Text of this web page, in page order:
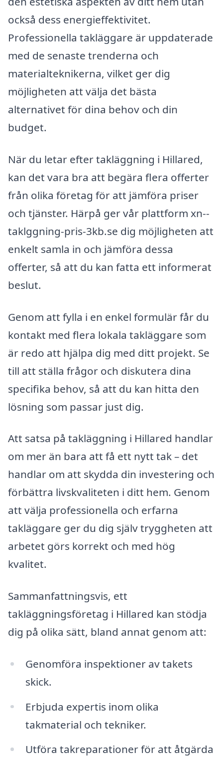
också dess energieffektivitet.
Professionella takläggare är uppdaterade
med de senaste trenderna och
materialteknikerna, vilket ger dig
möjligheten att välja det bästa
alternativet för dina behov och din
budget.
När du letar efter takläggning i Hillared,
kan det vara bra att begära flera offerter
från olika företag för att jämföra priser
och tjänster. Härpå ger vår plattform xn--
taklggning-pris-3kb.se dig möjligheten att
enkelt samla in och jämföra dessa
offerter, så att du kan fatta ett informerat
beslut.
Genom att fylla i en enkel formulär får du
kontakt med flera lokala takläggare som
är redo att hjälpa dig med ditt projekt. Se
till att ställa frågor och diskutera dina
specifika behov, så att du kan hitta den
lösning som passar just dig.
Att satsa på takläggning i Hillared handlar
om mer än bara att få ett nytt tak – det
handlar om att skydda din investering och
förbättra livskvaliteten i ditt hem. Genom
att välja professionella och erfarna
takläggare ger du dig själv tryggheten att
arbetet görs korrekt och med hög
kvalitet.
Sammanfattningsvis, ett
takläggningsföretag i Hillared kan stödja
dig på olika sätt, bland annat genom att:
Genomföra inspektioner av takets
skick.
Erbjuda expertis inom olika
takmaterial och tekniker.
Utföra takreparationer för att åtgärda